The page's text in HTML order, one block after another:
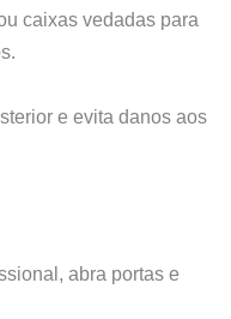
caixas vedadas para
e evita danos aos
abra portas e